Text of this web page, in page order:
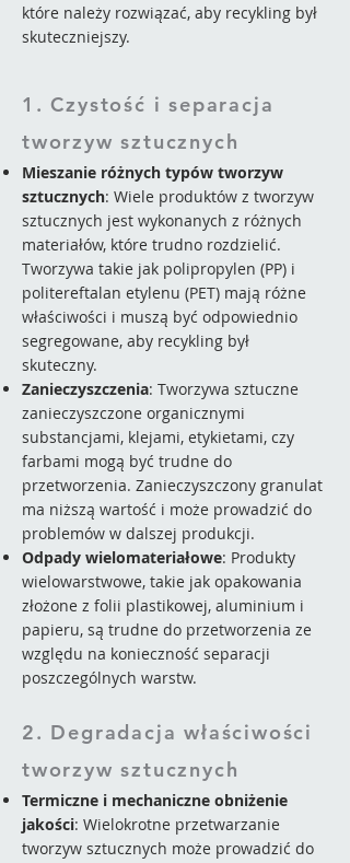
które należy rozwiązać, aby recykling był
skuteczniejszy.
1. Czystość i separacja
tworzyw sztucznych
Mieszanie różnych typów tworzyw
sztucznych: Wiele produktów z tworzyw
sztucznych jest wykonanych z różnych
materiałów, które trudno rozdzielić.
Tworzywa takie jak polipropylen (PP) i
politereftalan etylenu (PET) mają różne
właściwości i muszą być odpowiednio
segregowane, aby recykling był
skuteczny.
Zanieczyszczenia: Tworzywa sztuczne
zanieczyszczone organicznymi
substancjami, klejami, etykietami, czy
farbami mogą być trudne do
przetworzenia. Zanieczyszczony granulat
ma niższą wartość i może prowadzić do
problemów w dalszej produkcji.
Odpady wielomateriałowe: Produkty
wielowarstwowe, takie jak opakowania
złożone z folii plastikowej, aluminium i
papieru, są trudne do przetworzenia ze
względu na konieczność separacji
poszczególnych warstw.
2. Degradacja właściwości
tworzyw sztucznych
Termiczne i mechaniczne obniżenie
jakości: Wielokrotne przetwarzanie
tworzyw sztucznych może prowadzić do